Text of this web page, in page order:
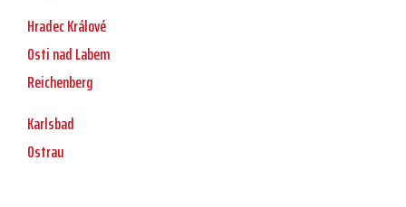
Hradec Králové
Osti nad Labem
Reichenberg
Karlsbad
Ostrau